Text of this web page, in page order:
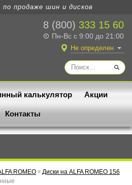
по продаже шин и дисков
8 (800) 333 15 60
Пн-Вс с 9:00 до 21:00
Не определен
калькулятор Акции
Контакты
ROMEO » Диски на ALFA ROMEO 156